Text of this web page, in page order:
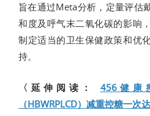
旨在通过Meta分析，定量评估
和度及呼气末二氧化碳的影响
制定适当的卫生保健政策和优
持。
〈延伸阅读： 456健康
（HBWRPLCD）减重控糖一次